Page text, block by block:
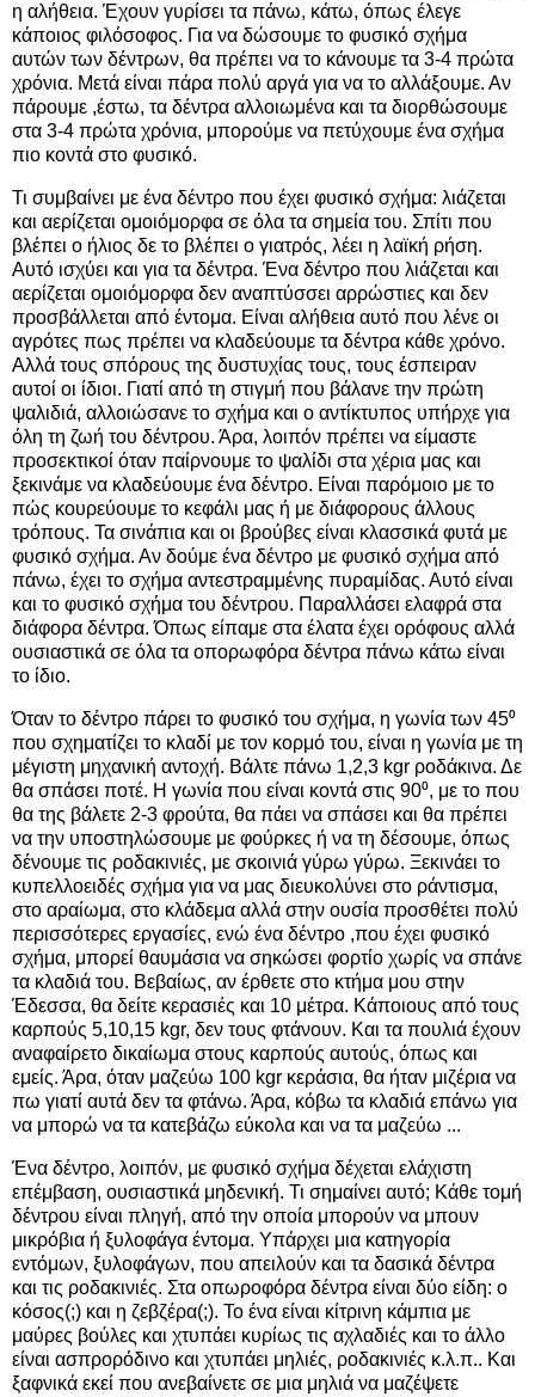
η αλήθεια. Έχουν γυρίσει τα πάνω, κάτω, όπως έλεγε
κάποιος φιλόσοφος. Για να δώσουμε το φυσικό σχήμα
αυτών των δέντρων, θα πρέπει να το κάνουμε τα 3-4 πρώτα
χρόνια. Μετά είναι πάρα πολύ αργά για να το αλλάξουμε. Αν
πάρουμε ,έστω, τα δέντρα αλλοιωμένα και τα διορθώσουμε
στα 3-4 πρώτα χρόνια, μπορούμε να πετύχουμε ένα σχήμα
πιο κοντά στο φυσικό.
Τι συμβαίνει με ένα δέντρο που έχει φυσικό σχήμα: λιάζεται
και αερίζεται ομοιόμορφα σε όλα τα σημεία του. Σπίτι που
βλέπει ο ήλιος δε το βλέπει ο γιατρός, λέει η λαϊκή ρήση.
Αυτό ισχύει και για τα δέντρα. Ένα δέντρο που λιάζεται και
αερίζεται ομοιόμορφα δεν αναπτύσσει αρρώστιες και δεν
προσβάλλεται από έντομα. Είναι αλήθεια αυτό που λένε οι
αγρότες πως πρέπει να κλαδεύουμε τα δέντρα κάθε χρόνο.
Αλλά τους σπόρους της δυστυχίας τους, τους έσπειραν
αυτοί οι ίδιοι. Γιατί από τη στιγμή που βάλανε την πρώτη
ψαλιδιά, αλλοιώσανε το σχήμα και ο αντίκτυπος υπήρχε για
όλη τη ζωή του δέντρου. Άρα, λοιπόν πρέπει να είμαστε
προσεκτικοί όταν παίρνουμε το ψαλίδι στα χέρια μας και
ξεκινάμε να κλαδεύουμε ένα δέντρο. Είναι παρόμοιο με το
πώς κουρεύουμε το κεφάλι μας ή με διάφορους άλλους
τρόπους. Τα σινάπια και οι βρούβες είναι κλασσικά φυτά με
φυσικό σχήμα. Αν δούμε ένα δέντρο με φυσικό σχήμα από
πάνω, έχει το σχήμα αντεστραμμένης πυραμίδας. Αυτό είναι
και το φυσικό σχήμα του δέντρου. Παραλλάσει ελαφρά στα
διάφορα δέντρα. Όπως είπαμε στα έλατα έχει ορόφους αλλά
ουσιαστικά σε όλα τα οπορωφόρα δέντρα πάνω κάτω είναι
το ίδιο.
Όταν το δέντρο πάρει το φυσικό του σχήμα, η γωνία των 45⁰
που σχηματίζει το κλαδί με τον κορμό του, είναι η γωνία με τη
μέγιστη μηχανική αντοχή. Βάλτε πάνω 1,2,3 kgr ροδάκινα. Δε
θα σπάσει ποτέ. Η γωνία που είναι κοντά στις 90⁰, με το που
θα της βάλετε 2-3 φρούτα, θα πάει να σπάσει και θα πρέπει
να την υποστηλώσουμε με φούρκες ή να τη δέσουμε, όπως
δένουμε τις ροδακινιές, με σκοινιά γύρω γύρω. Ξεκινάει το
κυπελλοειδές σχήμα για να μας διευκολύνει στο ράντισμα,
στο αραίωμα, στο κλάδεμα αλλά στην ουσία προσθέτει πολύ
περισσότερες εργασίες, ενώ ένα δέντρο ,που έχει φυσικό
σχήμα, μπορεί θαυμάσια να σηκώσει φορτίο χωρίς να σπάνε
τα κλαδιά του. Βεβαίως, αν έρθετε στο κτήμα μου στην
Έδεσσα, θα δείτε κερασιές και 10 μέτρα. Κάποιους από τους
καρπούς 5,10,15 kgr, δεν τους φτάνουν. Και τα πουλιά έχουν
αναφαίρετο δικαίωμα στους καρπούς αυτούς, όπως και
εμείς. Άρα, όταν μαζεύω 100 kgr κεράσια, θα ήταν μιζέρια να
πω γιατί αυτά δεν τα φτάνω. Άρα, κόβω τα κλαδιά επάνω για
να μπορώ να τα κατεβάζω εύκολα και να τα μαζεύω ...
Ένα δέντρο, λοιπόν, με φυσικό σχήμα δέχεται ελάχιστη
επέμβαση, ουσιαστικά μηδενική. Τι σημαίνει αυτό; Κάθε τομή
δέντρου είναι πληγή, από την οποία μπορούν να μπουν
μικρόβια ή ξυλοφάγα έντομα. Υπάρχει μια κατηγορία
εντόμων, ξυλοφάγων, που απειλούν και τα δασικά δέντρα
και τις ροδακινιές. Στα οπωροφόρα δέντρα είναι δύο είδη: ο
κόσος(;) και η ζεβζέρα(;). Το ένα είναι κίτρινη κάμπια με
μαύρες βούλες και χτυπάει κυρίως τις αχλαδιές και το άλλο
είναι ασπρορόδινο και χτυπάει μηλιές, ροδακινιές κ.λ.π.. Και
ξαφνικά εκεί που ανεβαίνετε σε μια μηλιά να μαζέψετε